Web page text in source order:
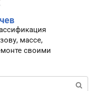
массе,
своими